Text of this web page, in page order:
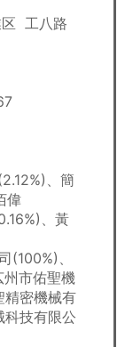
区 工八路
、簡
偉
、黃
(100%)、
市佑聖機
精密機械有
科技有限公